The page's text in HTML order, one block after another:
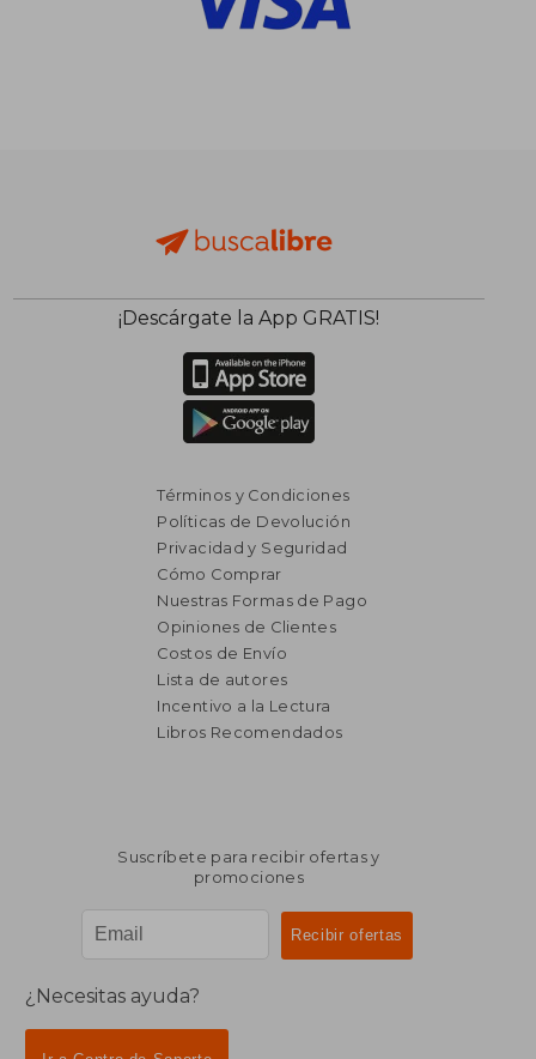
¡Descárgate la App GRATIS!
Términos y Condiciones
Políticas de Devolución
Privacidad y Seguridad
Cómo Comprar
Nuestras Formas de Pago
Opiniones de Clientes
Costos de Envío
Lista de autores
Incentivo a la Lectura
Libros Recomendados
Suscríbete para recibir ofertas y
promociones
¿Necesitas ayuda?